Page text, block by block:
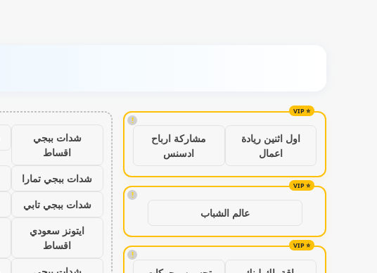
!
اول اثنين ريادة
اعمال
مشاركة ارباح
ادسنس
!
عالم الشباب
!
شدات ببجي
اقساط
شدات ببجي تمارا
شدات ببجي تابي
ايتونز سعودي
اقساط